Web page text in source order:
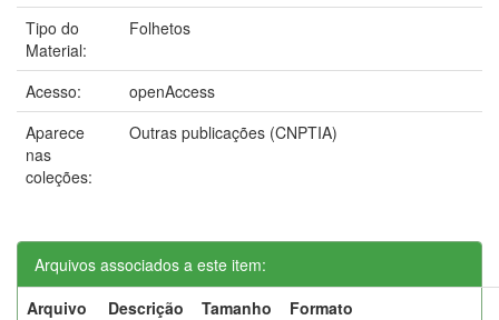
Tipo do
Material:
Folhetos
Acesso:
openAccess
Aparece
nas
coleções:
Outras publicações (CNPTIA)
Arquivos associados a este item:
Arquivo
Descrição Tamanho
Formato